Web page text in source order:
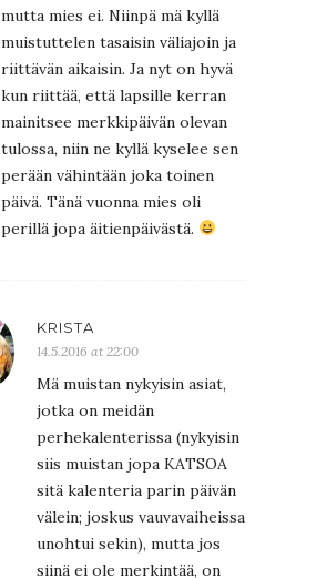
mutta mies ei. Niinpä mä kyllä
muistuttelen tasaisin väliajoin ja
riittävän aikaisin. Ja nyt on hyvä
kun riittää, että lapsille kerran
mainitsee merkkipäivän olevan
tulossa, niin ne kyllä kyselee sen
perään vähintään joka toinen
päivä. Tänä vuonna mies oli
perillä jopa äitienpäivästä.
KRISTA
14.5.2016 at 22:00
Mä muistan nykyisin asiat,
jotka on meidän
perhekalenterissa (nykyisin
siis muistan jopa KATSOA
sitä kalenteria parin päivän
välein; joskus vauvavaiheissa
unohtui sekin), mutta jos
siinä ei ole merkintää, on